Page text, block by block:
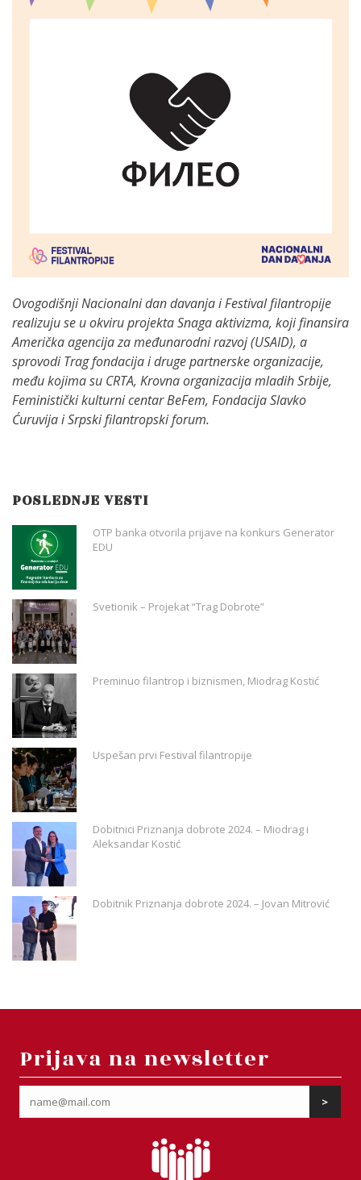
Ovogodišnji Nacionalni dan davanja i Festival filantropije
realizuju se u okviru projekta Snaga aktivizma, koji finansira
Američka agencija za međunarodni razvoj (USAID), a
sprovodi Trag fondacija i druge partnerske organizacije,
među kojima su CRTA, Krovna organizacija mladih Srbije,
Feministički kulturni centar BeFem, Fondacija Slavko
Ćuruvija i Srpski filantropski forum.
POSLEDNJE VESTI
OTP banka otvorila prijave na konkurs Generator
EDU
Svetionik – Projekat “Trag Dobrote”
Preminuo filantrop i biznismen, Miodrag Kostić
Uspešan prvi Festival filantropije
Dobitnici Priznanja dobrote 2024. – Miodrag i
Aleksandar Kostić
Dobitnik Priznanja dobrote 2024. – Jovan Mitrović
Prijava na newsletter